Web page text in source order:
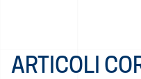
ARTICOLI